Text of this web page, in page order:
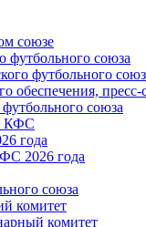
союзе
футбольного союза
футбольного
обеспечения, пресс-
союза
КФС
года
2026 года
союза
комитет
комитет